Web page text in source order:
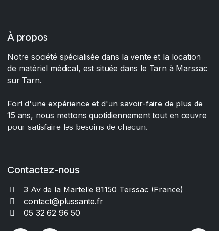
À propos
Notre société spécialisée dans la vente et la location
de matériel médical, est située dans le Tarn à Marssac
sur Tarn.
Fort d'une expérience et d'un savoir-faire de plus de
15 ans, nous mettons quotidiennement tout en œuvre
pour satisfaire les besoins de chacun.
Contactez-nous
3 Av de la Martelle 81150 Terssac (France)
contact@plussante.fr
05 32 62 96 50